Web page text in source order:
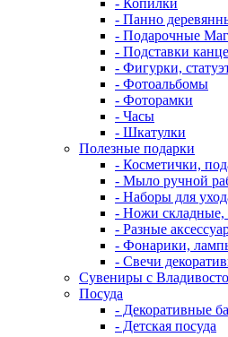
- Копилки
- Панно
- Подарочные
- Подставки
- Фигурки,
- Фотоальбомы
- Фоторамки
- Часы
- Шкатулки
Полезные подарки
- Косметички,
- Мыло ручной
- Наборы для
- Ножи складные,
- Разные
- Фонарики,
- Свечи
Сувениры с
Посуда
- Декоративные
- Детская посуда